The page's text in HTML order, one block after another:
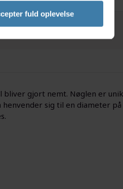
fuld oplevelse
bliver gjort nemt. Nøglen er
sig til en diameter